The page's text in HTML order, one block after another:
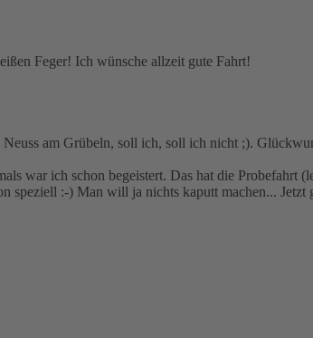
Feger! Ich wünsche allzeit gute Fahrt!
am Grübeln, soll ich, soll ich nicht ;).
war ich schon begeistert. Das hat die
speziell :-) Man will ja nichts kaputt machen...